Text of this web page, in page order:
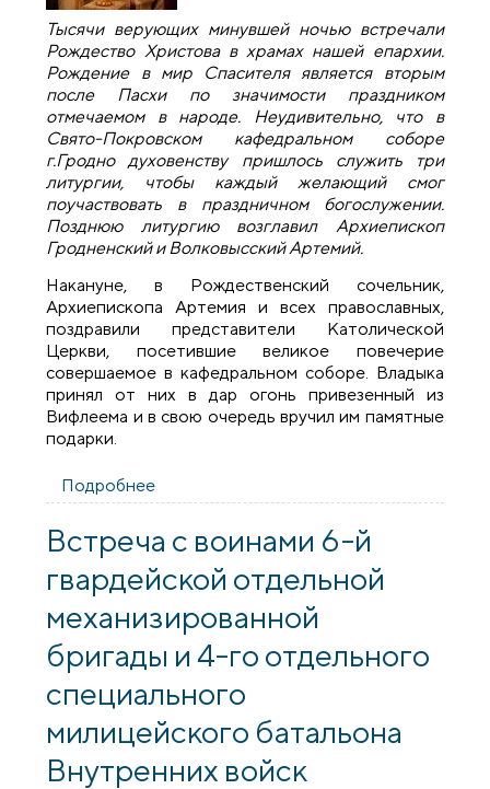
Тысячи верующих минувшей ночью встречали
Рождество Христова в храмах нашей епархии.
Рождение в мир Спасителя является вторым
после Пасхи по значимости праздником
отмечаемом в народе. Неудивительно, что в
Свято-Покровском кафедральном соборе
г.Гродно духовенству пришлось служить три
литургии, чтобы каждый желающий смог
поучаствовать в праздничном богослужении.
Позднюю литургию возглавил Архиепископ
Гродненский и Волковысский Артемий.
Накануне, в Рождественский сочельник,
Архиепископа Артемия и всех православных,
поздравили представители Католической
Церкви, посетившие великое повечерие
совершаемое в кафедральном соборе. Владыка
принял от них в дар огонь привезенный из
Вифлеема и в свою очередь вручил им памятные
подарки.
Подробнее
Архиепископ Артемий совершил
праздничную Божественную литургию в
кафедральном соборе г.Гродно
Встреча с воинами 6-й
гвардейской отдельной
механизированной
бригады и 4-го отдельного
специального
милицейского батальона
Внутренних войск